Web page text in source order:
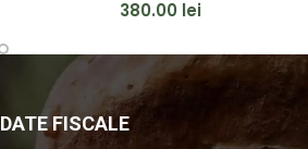
380.00 lei
DATE FISCALE